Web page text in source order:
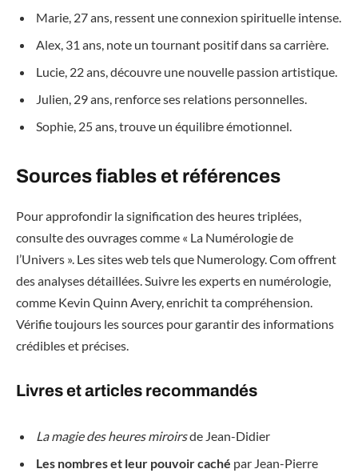
Marie, 27 ans, ressent une connexion spirituelle intense.
Alex, 31 ans, note un tournant positif dans sa carrière.
Lucie, 22 ans, découvre une nouvelle passion artistique.
Julien, 29 ans, renforce ses relations personnelles.
Sophie, 25 ans, trouve un équilibre émotionnel.
Sources fiables et références
Pour approfondir la signification des heures triplées,
consulte des ouvrages comme « La Numérologie de
l’Univers ». Les sites web tels que Numerology. Com offrent
des analyses détaillées. Suivre les experts en numérologie,
comme Kevin Quinn Avery, enrichit ta compréhension.
Vérifie toujours les sources pour garantir des informations
crédibles et précises.
Livres et articles recommandés
La magie des heures miroirsde Jean-Didier
Les nombres et leur pouvoir caché par Jean-Pierre